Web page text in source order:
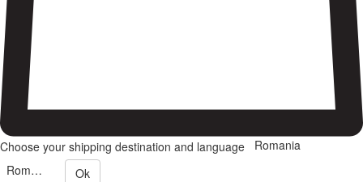
Choose your shipping destination and language
Romania
Romana
Ok